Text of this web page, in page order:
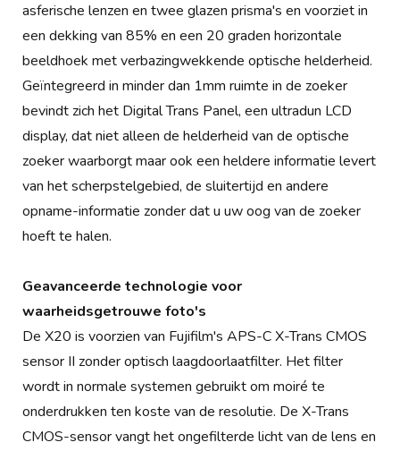
asferische lenzen en twee glazen prisma's en voorziet in
een dekking van 85% en een 20 graden horizontale
beeldhoek met verbazingwekkende optische helderheid.
Geïntegreerd in minder dan 1mm ruimte in de zoeker
bevindt zich het Digital Trans Panel, een ultradun LCD
display, dat niet alleen de helderheid van de optische
zoeker waarborgt maar ook een heldere informatie levert
van het scherpstelgebied, de sluitertijd en andere
opname-informatie zonder dat u uw oog van de zoeker
hoeft te halen.
Geavanceerde technologie voor
waarheidsgetrouwe foto's
De X20 is voorzien van Fujifilm's APS-C X-Trans CMOS
sensor II zonder optisch laagdoorlaatfilter. Het filter
wordt in normale systemen gebruikt om moiré te
onderdrukken ten koste van de resolutie. De X-Trans
CMOS-sensor vangt het ongefilterde licht van de lens en